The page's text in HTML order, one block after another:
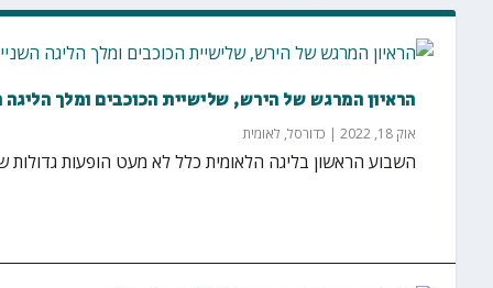
הראיון המרגש של הירש, שלישיית הכוכבים ומלך
אוק 18, 2022 | כדורסל, לאומית
השבוע הראשון בליגה הלאומית כלל לא מעט הופעות